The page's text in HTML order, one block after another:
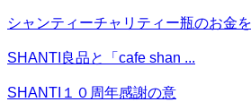
シャンティーチャリティー瓶のお金
SHANTI良品と「cafe shan ...
SHANTI１０周年感謝の意